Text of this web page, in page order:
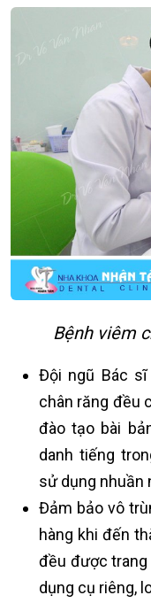
Bệnh viêm
Đội ngũ Bác
chân răng đều
đào tạo bài
danh tiếng
sử dụng nhuần
Đảm bảo vô
hàng khi đến
đều được trang
dụng cụ riêng,